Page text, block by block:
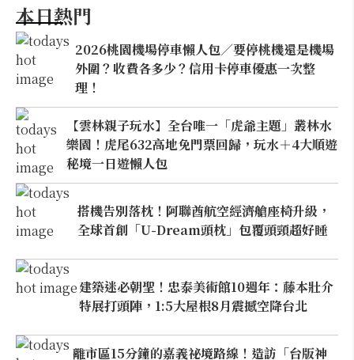
本日熱門
2026桃園機場停車懶人包／要停桃機還是機場
外圍？收費各多少？信用卡停車優惠一次整
理！
【雲林親子玩水】全台唯一「虎爺主題」叢林水
樂園！虎尾632高地免門票回歸，玩水＋4大順遊
秘境一日遊懶人包
搭機告別落枕！阿聯酋航空經濟艙座椅升級，
全球首創「U-Dream頭枕」包覆頭頸超好睡
建築迷必朝聖！忠泰美術館10週年：藤本壯介
特展打頭陣，1:5大屋根8月震撼空降台北
離市區15分鐘的嘉義祕境路線！造訪「台版神